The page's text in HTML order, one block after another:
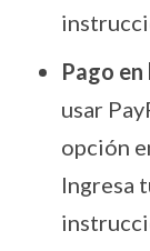
Pago
usar
opción
Ingresa